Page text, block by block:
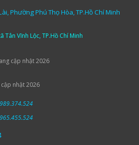
Phường Phú Thọ Hòa, TP.Hồ Chí Minh
Tân Vĩnh Lộc, TP.Hồ Chí Minh
cập nhật 2026
nhật 2026